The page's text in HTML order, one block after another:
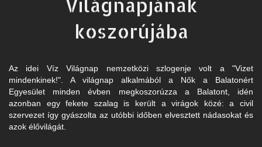
Világnapjának
koszorújába
Az idei Víz Világnap nemzetközi szlogenje volt a "Vizet
mindenkinek!". A világnap alkalmából a Nők a Balatonért
Egyesület minden évben megkoszorúzza a Balatont, idén
azonban egy fekete szalag is került a virágok közé: a civil
szervezet így gyászolta az utóbbi időben elvesztett nádasokat és
azok élővilágát.